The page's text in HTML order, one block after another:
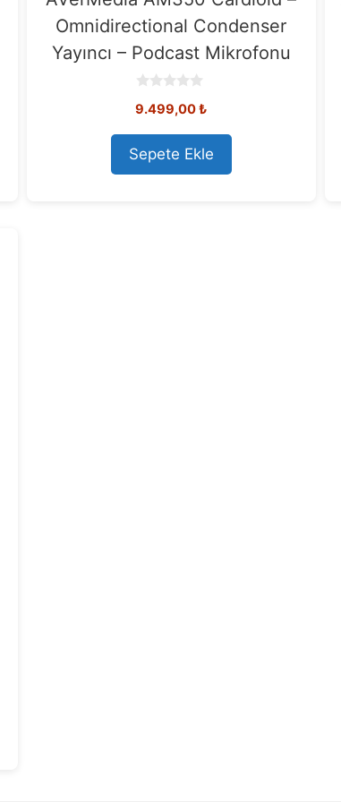
Omnidirectional Condenser
Yayıncı – Podcast Mikrofonu
o
t
o
f
5
9.499,00₺
Sepete Ekle